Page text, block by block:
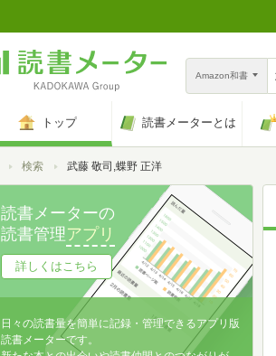
Amazon和書
トップ 読書メーターとは
トップ検索 武藤 敬司,蝶野 正洋
読書メーターの
読書管理アプリ
詳しくはこちら
日々の読書量を簡単に記録・管理できるアプリ版
読書メーターです。